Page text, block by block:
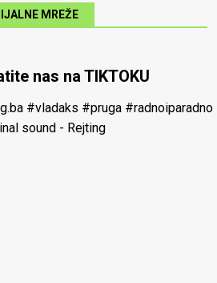
MREŽE
nas na TIKTOKU
#vladaks #pruga #radnoiparadno
sound - Rejting